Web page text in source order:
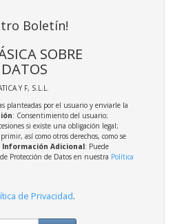
Boletín!
SOBRE
Y F, S.L.L.
planteadas por el usuario y enviarle la
: Consentimiento del usuario;
si existe una obligación legal;
así como otros derechos, como se
Información Adicional: Puede
Protección de Datos en nuestra Política
de Privacidad.